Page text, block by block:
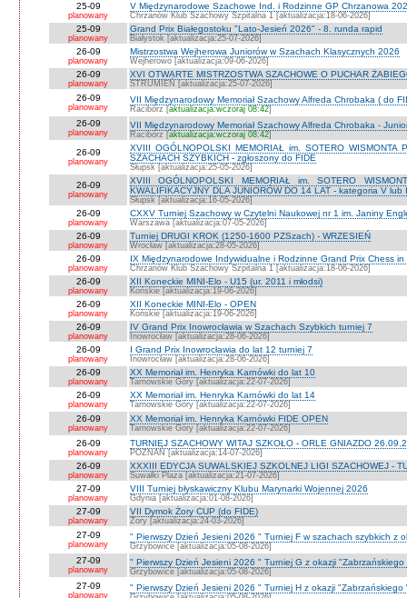
25-09
planowany
V Międzynarodowe Szachowe Ind. i Rodzinne GP Chrzanowa
Chrzanów Klub Szachowy Szpitalna 1 [aktualizacja:18-06-2026]
25-09
planowany
Grand Prix Białegostoku "Lato-Jesień 2026" - 8. runda rapid
Białystok [aktualizacja:25-07-2026]
26-09
planowany
Mistrzostwa Wejherowa Juniorów w Szachach Klasycznych 2026
Wejherowo [aktualizacja:09-06-2026]
26-09
planowany
XVI OTWARTE MISTRZOSTWA SZACHOWE O PUCHAR
STRUMIEŃ [aktualizacja:25-07-2026]
26-09
planowany
VII Międzynarodowy Memoriał Szachowy Alfreda Chrobaka ( do
Racibórz [aktualizacja:wczoraj 08:42]
26-09
planowany
VII Międzynarodowy Memoriał Szachowy Alfreda Chrobaka -
Racibórz [aktualizacja:wczoraj 08:42]
26-09
planowany
XVIII OGÓLNOPOLSKI MEMORIAŁ im. SOTERO WISMONTA
SZACHACH SZYBKICH - zgłoszony do FIDE
Słupsk [aktualizacja:25-05-2026]
26-09
planowany
XVIII OGÓLNOPOLSKI MEMORIAŁ im. SOTERO
KWALIFIKACYJNY DLA JUNIORÓW DO 14 LAT - kategoria V
Słupsk [aktualizacja:16-05-2026]
26-09
planowany
CXXV Turniej Szachowy w Czytelni Naukowej nr 1 im. Janiny
Warszawa [aktualizacja:07-05-2026]
26-09
planowany
Turniej DRUGI KROK (1250-1600 PZSzach) - WRZESIEŃ
Wrocław [aktualizacja:28-05-2026]
26-09
planowany
IX Międzynarodowe Indywidualne i Rodzinne Grand Prix Chess
Chrzanów Klub Szachowy Szpitalna 1 [aktualizacja:18-06-2026]
26-09
planowany
XII Koneckie MINI-Elo - U15 (ur. 2011 i młodsi)
Końskie [aktualizacja:19-06-2026]
26-09
planowany
XII Koneckie MINI-Elo - OPEN
Końskie [aktualizacja:19-06-2026]
26-09
planowany
IV Grand Prix Inowrocławia w Szachach Szybkich turniej 7
Inowrocław [aktualizacja:28-06-2026]
26-09
planowany
I Grand Prix Inowrocławia do lat 12 turniej 7
Inowrocław [aktualizacja:28-06-2026]
26-09
planowany
XX Memoriał im. Henryka Karnówki do lat 10
Tarnowskie Góry [aktualizacja:22-07-2026]
26-09
planowany
XX Memoriał im. Henryka Karnówki do lat 14
Tarnowskie Góry [aktualizacja:22-07-2026]
26-09
planowany
XX Memoriał im. Henryka Karnówki FIDE OPEN
Tarnowskie Góry [aktualizacja:22-07-2026]
26-09
planowany
TURNIEJ SZACHOWY WITAJ SZKOŁO - ORLE GNIAZDO
POZNAŃ [aktualizacja:14-07-2026]
26-09
planowany
XXXIII EDYCJA SUWALSKIEJ SZKOLNEJ LIGI SZACHOWEJ -
Suwałki Plaza [aktualizacja:21-07-2026]
27-09
planowany
VIII Turniej błyskawiczny Klubu Marynarki Wojennej 2026
Gdynia [aktualizacja:01-08-2026]
27-09
planowany
VII Dymok Żory CUP (do FIDE)
Żory [aktualizacja:24-03-2026]
27-09
planowany
" Pierwszy Dzień Jesieni 2026 " Turniej F w szachach szybkich z
Grzybowice [aktualizacja:05-08-2026]
27-09
planowany
" Pierwszy Dzień Jesieni 2026 " Turniej G z okazji "Zabrzańskiego
Grzybowice [aktualizacja:05-08-2026]
27-09
planowany
" Pierwszy Dzień Jesieni 2026 " Turniej H z okazji "Zabrzańskiego